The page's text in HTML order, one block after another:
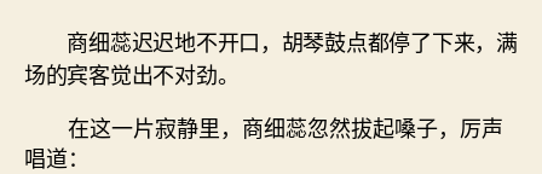
商细蕊迟迟地不开口，胡琴鼓点都停了下来，满
场的宾客觉出不对劲。
在这一片寂静里，商细蕊忽然拔起嗓子，厉声
唱道：